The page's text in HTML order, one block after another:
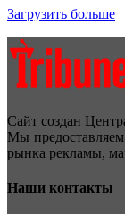
Загрузить больше
Сайт создан
Мы
рынка рекламы,
Наши контакты